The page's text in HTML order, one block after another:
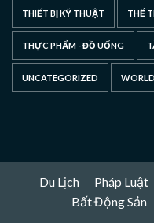
THIẾT BỊ KỸ THUẬT THỂ
THỰC PHẨM - ĐỒ UỐNG
UNCATEGORIZED WORLD
Du Lịch Pháp Luật
Bất Động Sản